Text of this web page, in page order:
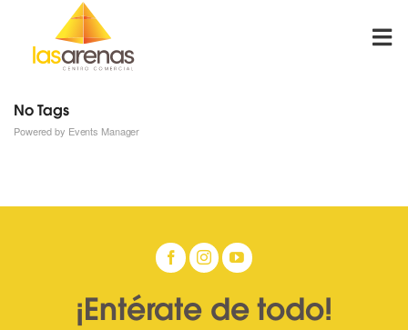
content
No Tags
Powered by Events Manager
¡Entérate de todo!